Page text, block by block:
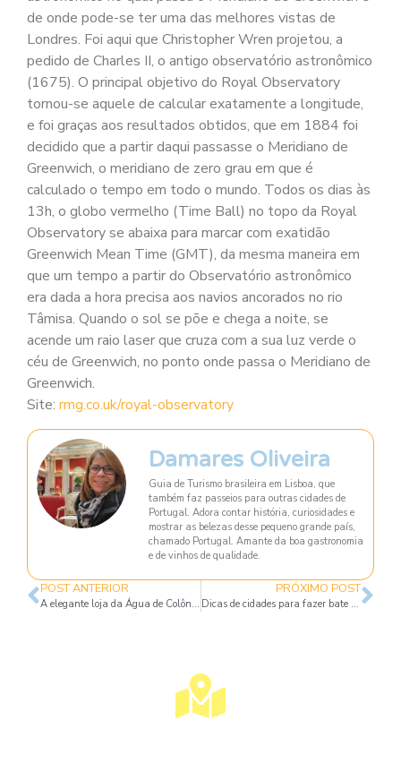
de onde pode-se ter uma das melhores vistas de
Londres. Foi aqui que Christopher Wren projetou, a
pedido de Charles II, o antigo observatório astronômico
(1675). O principal objetivo do Royal Observatory
tornou-se aquele de calcular exatamente a longitude,
e foi graças aos resultados obtidos, que em 1884 foi
decidido que a partir daqui passasse o Meridiano de
Greenwich, o meridiano de zero grau em que é
calculado o tempo em todo o mundo. Todos os dias às
13h, o globo vermelho (Time Ball) no topo da Royal
Observatory se abaixa para marcar com exatidão
Greenwich Mean Time (GMT), da mesma maneira em
que um tempo a partir do Observatório astronômico
era dada a hora precisa aos navios ancorados no rio
Tâmisa. Quando o sol se põe e chega a noite, se
acende um raio laser que cruza com a sua luz verde o
céu de Greenwich, no ponto onde passa o Meridiano de
Greenwich.
Site: rmg.co.uk/royal-observatory
Damares Oliveira
Guia de Turismo brasileira em Lisboa, que
também faz passeios para outras cidades de
Portugal. Adora contar história, curiosidades e
mostrar as belezas desse pequeno grande país,
chamado Portugal. Amante da boa gastronomia
e de vinhos de qualidade.
POST ANTERIOR
A elegante loja da Água de Colônia
PRÓXIMO POST
Dicas de cidades para fazer bate e volta de Roma